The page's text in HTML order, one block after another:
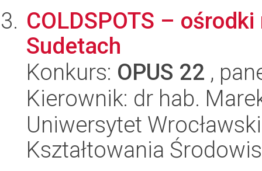
COLDSPOTS –
Sudetach
Konkurs: OPUS 22 ,
Kierownik: dr hab.
Uniwersytet
Kształtowania